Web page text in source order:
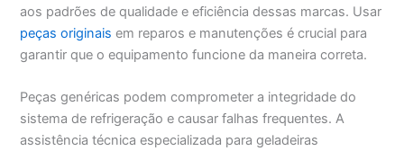
aos padrões de qualidade e eficiência dessas marcas. Usar
peças originais em reparos e manutenções é crucial para
garantir que o equipamento funcione da maneira correta.
Peças genéricas podem comprometer a integridade do
sistema de refrigeração e causar falhas frequentes. A
assistência técnica especializada para geladeiras